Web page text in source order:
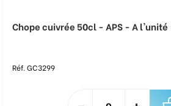
Chope cuivrée 50cl - APS - A l'unité
Réf. GC3299